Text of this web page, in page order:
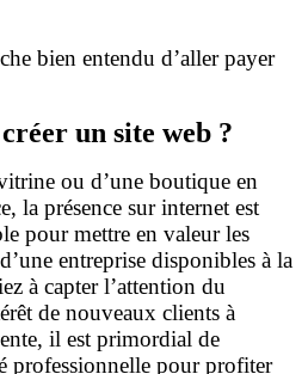
bien entendu d’aller payer
un site web ?
ou d’une boutique en
la présence sur internet est
pour mettre en valeur les
entreprise disponibles à la
à capter l’attention du
de nouveaux clients à
il est primordial de
professionnelle pour profiter